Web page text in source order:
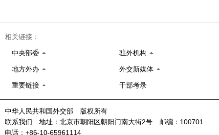
相关链接：
中央部委 驻外机构
地方外办 外交新媒体
重要链接 干部考录
中华人民共和国外交部 版权所有
联系我们 地址：北京市朝阳区朝阳门南大街2号 邮编：100701
电话：+86-10-65961114